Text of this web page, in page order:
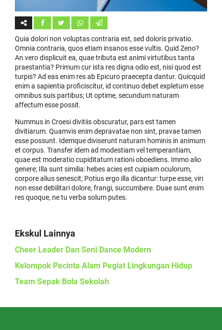
Quia dolori non voluptas contraria est, sed doloris privatio.
Omnia contraria, quos etiam insanos esse vultis. Quid Zeno?
An vero displicuit ea, quae tributa est animi virtutibus tanta
praestantia? Primum cur ista res digna odio est, nisi quod est
turpis? Ad eas enim res ab Epicuro praecepta dantur. Quicquid
enim a sapientia proficiscitur, id continuo debet expletum esse
omnibus suis partibus; Ut optime, secundum naturam
affectum esse possit.
Nummus in Croesi divitiis obscuratur, pars est tamen
divitiarum. Quamvis enim depravatae non sint, pravae tamen
esse possunt. Idemque diviserunt naturam hominis in animum
et corpus. Transfer idem ad modestiam vel temperantiam,
quae est moderatio cupiditatum rationi oboediens. Immo alio
genere; Illa sunt similia: hebes acies est cuipiam oculorum,
corpore alius senescit; Potius ergo illa dicantur: turpe esse, viri
non esse debilitari dolore, frangi, succumbere. Duae sunt enim
res quoque, ne tu verba solum putes.
Ekskul Lainnya
Cheer Leader Dan Seni Dance Modern
Kelompok Pecinta Alam Pegiat Lingkungan Hidup
Team Sepak Bola Sekolah